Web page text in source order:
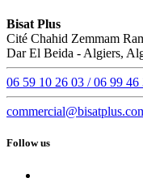
Bisat Plus
Cité Chahid Zemmam
Dar El Beida - Algiers,
06 59 10 26 03 / 06 99 46
Follow us